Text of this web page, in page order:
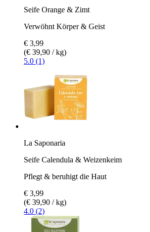
Seife Orange & Zimt
Verwöhnt Körper & Geist
€ 3,99
(€ 39,90 / kg)
5.0 (1)
La Saponaria
Seife Calendula & Weizenkeim
Pflegt & beruhigt die Haut
€ 3,99
(€ 39,90 / kg)
4.0 (2)